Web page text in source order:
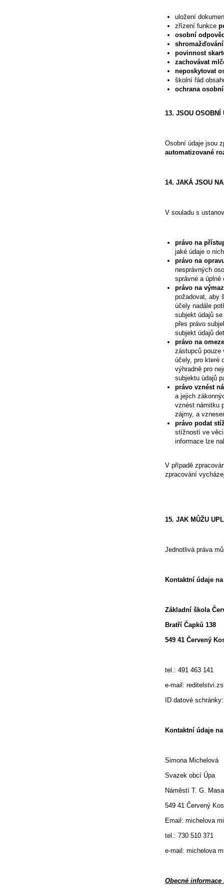
uložení
zřízení funkce
osobní
povinnost
zachovávat
neposkytovat
školní řád
ochrana
13. JSOU OSOBNÍ
Osobní údaje jsou
automatizované
14. JAKÁ JSOU
V souladu s
právo na
jaké údaje o
právo na
nesprávných
správné a úplné
právo na
požadovat, aby
účely nadále
subjekt údajů
přes právo
subjekt údajů
právo na
zástupců pouze
účely, pro které
výhradně pro
subjektu údajů
právo vznést
a jejich
vznést námitku
zájmy, a
právo podat
stížností ve věci
informace lze
V případě
zpracování
15. JAK MŮŽU
Jednotlivá práva
Kontaktní údaje
Základní škola
Bratří Čapků 138
549 41 Červený
tel.: 491 463 141
e-mail:
ID datové
Kontaktní údaje
Simona Michelová
Svazek obcí Úpa
Náměstí T. G.
549 41 Červený
Email: michelova
tel.: 730 510 371
e-mail: michelova
Obecné